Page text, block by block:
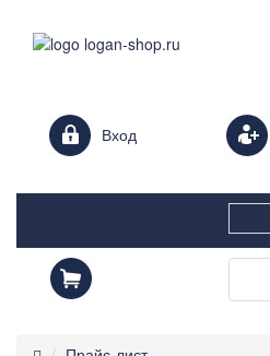
Вход Login form